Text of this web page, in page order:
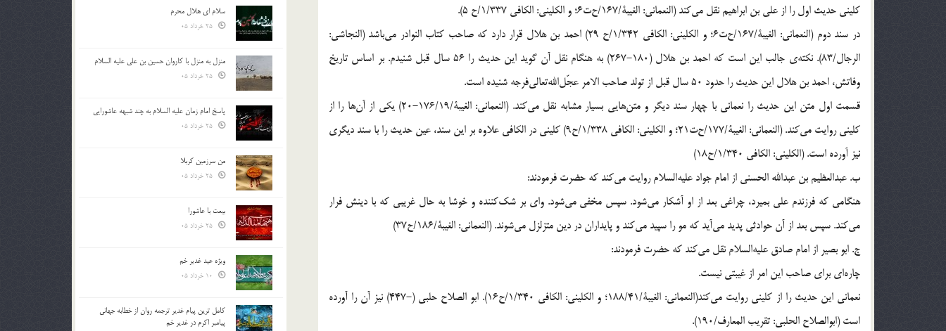
کلینی حدیث اول را از علی بن ابراهیم نقل می‌کند (النعمانی: الغیبۀ/167/ح‌ت6؛ و الکلینی: الکافی 1/337/ح 5).
در سند دوم (النعمانی: الغیبۀ/167/ح‌ت6؛ و الکلینی: الکافی 1/342/ح 29) احمد بن هلال قرار دارد که صاحب کتاب النوادر می‌باشد (النجاشی:
الرجال/83). نکته‌ی جالب این است که احمد بن هلال (180-267) به هنگام نقل آن گوید این حدیث را 56 سال قبل شنیدم. بر اساس تاریخ
وفاتش، احمد بن هلال این حدیث را حدود 50 سال قبل از تولد صاحب الامر عجّل‌الله‌تعالی‌فرجه شنیده است.
قسمت اول متن این حدیث را نعمانی با چهار سند دیگر و متن‌هایی بسیار مشابه نقل می‌کند. (النعمانی: الغیبۀ/176/19-20) یکی از آن‌ها را از
کلینی روایت می‌کند. (النعمانی: الغیبۀ/177/ح‌ت21؛ و الکلینی: الکافی 1/338/ح9) کلینی در الکافی علاوه بر این سند، عین حدیث را با سند دیگری
نیز آورده است. (الکلینی: الکافی 1/340/ح18)
ب. عبدالعظیم بن عبدالله الحسنی از امام جواد علیه‌السلام روایت می‌کند که حضرت فرمودند:
هنگامی که فرزندم علی بمیرد، چراغی بعد از او آشکار می‌شود. سپس مخفی می‌شود. وای بر شک‌کننده و خوشا به حال غریبی که با دینش فرار
می‌کند. سپس بعد از آن حوادثی پدید می‌آید که مو را سپید می‌کند و پایداران در دین متزلزل می‌شوند. (النعمانی: الغیبۀ/186/ح37)
ج. ابو بصیر از امام صادق علیه‌السلام نقل می‌کند که حضرت فرمودند:
چاره‌ای برای صاحب این امر از غیبتی نیست.
نعمانی این حدیث را از کلینی روایت می‌کند(النعمانی: الغیبۀ/188/41؛ و الکلینی: الکافی 1/340/ح16). ابو الصلاح حلبی (-447) نیز آن را آورده
است (ابوالصلاح الحلبی: تقریب المعارف/190).
سلام ای هلال محرم
منزل به منزل با کاروان حسین بن علی علیه السلام
پاسخ امام زمان علیه السلام به چند شبهه عاشورایی
من سرزمین کربلا
بیعت با عاشورا
ویژه عید غدیر خم
کامل ترین پیام غدیر ترجمه روان از خطابه جهانی
پیامبر اکرم در غدیر خم